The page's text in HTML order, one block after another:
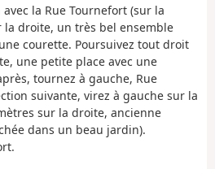
la Rue Tournefort (sur la
la droite, un très bel ensemble
courette. Poursuivez tout droit
une petite place avec une
tournez à gauche, Rue
suivante, virez à gauche sur la
sur la droite, ancienne
dans un beau jardin).